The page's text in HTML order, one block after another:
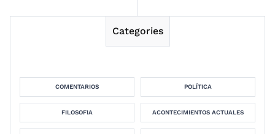
Categories
COMENTARIOS POLÍTICA
FILOSOFIA ACONTECIMIENTOS ACTUALES